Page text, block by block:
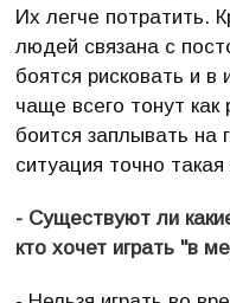
Их легче потратить.
людей связана с
боятся рисковать и в
чаще всего тонут как
боится заплывать на
ситуация точно
- Существуют ли
кто хочет играть "в